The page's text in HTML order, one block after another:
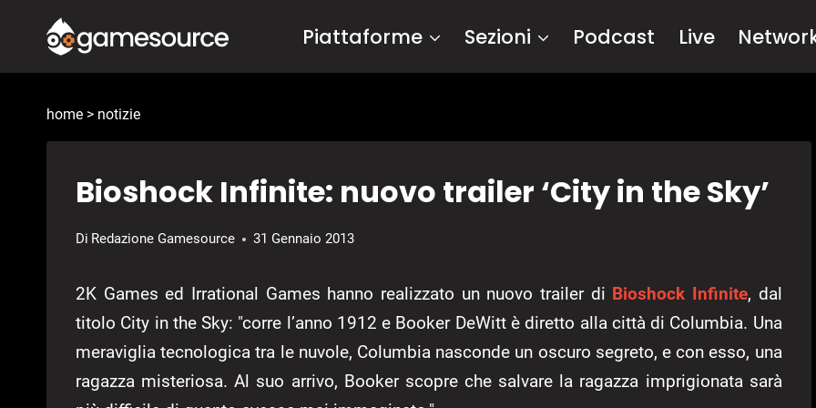
contenuto
Piattaforme Sezioni Podcast Live
home > notizie
Bioshock Infinite: nuovo trailer ‘City in the Sky’
Di Redazione Gamesource 31 Gennaio 2013
2K Games ed Irrational Games hanno realizzato un nuovo trailer di Bioshock Infinite, dal
titolo City in the Sky: "corre l’anno 1912 e Booker DeWitt è diretto alla città di Columbia. Una
meraviglia tecnologica tra le nuvole, Columbia nasconde un oscuro segreto, e con esso, una
ragazza misteriosa. Al suo arrivo, Booker scopre che salvare la ragazza imprigionata sarà